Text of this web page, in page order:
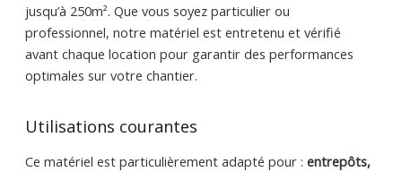
jusqu’à 250m². Que vous soyez particulier ou
professionnel, notre matériel est entretenu et vérifié
avant chaque location pour garantir des performances
optimales sur votre chantier.
Utilisations courantes
Ce matériel est particulièrement adapté pour : entrepôts,